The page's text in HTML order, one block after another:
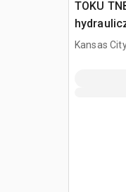
TOKU
Kansas